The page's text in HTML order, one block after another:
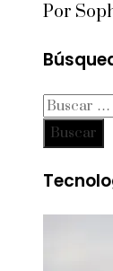
Por
Buscar: